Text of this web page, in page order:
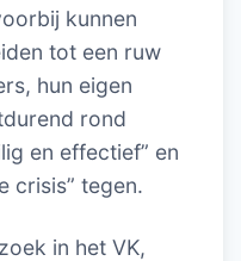
kunnen
tot een ruw
hun eigen
rond
en effectief” en
crisis” tegen.
in het VK,